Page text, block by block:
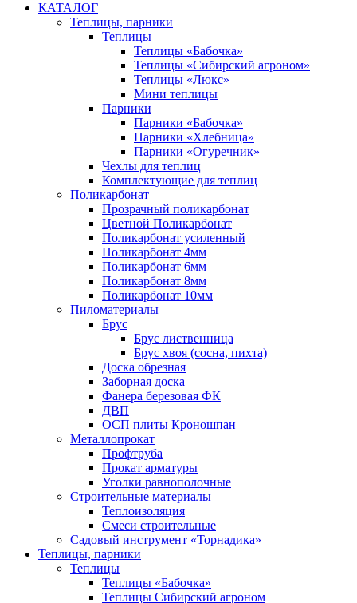
КАТАЛОГ
Теплицы, парники
Теплицы
Теплицы «Бабочка»
Теплицы «Сибирский агроном»
Теплицы «Люкс»
Мини теплицы
Парники
Парники «Бабочка»
Парники «Хлебница»
Парники «Огуречник»
Чехлы для теплиц
Комплектующие для теплиц
Поликарбонат
Прозрачный поликарбонат
Цветной Поликарбонат
Поликарбонат усиленный
Поликарбонат 4мм
Поликарбонат 6мм
Поликарбонат 8мм
Поликарбонат 10мм
Пиломатериалы
Брус
Брус лиственница
Брус хвоя (сосна, пихта)
Доска обрезная
Заборная доска
Фанера березовая ФК
ДВП
ОСП плиты Кроношпан
Металлопрокат
Профтруба
Прокат арматуры
Уголки равнополочные
Строительные материалы
Теплоизоляция
Смеси строительные
Садовый инструмент «Торнадика»
Теплицы, парники
Теплицы
Теплицы «Бабочка»
Теплицы Сибирский агроном